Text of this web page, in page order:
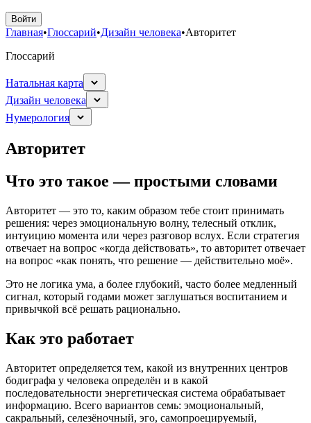
Войти
Главная•Глоссарий•Дизайн человека•Авторитет
Глоссарий
Натальная карта
Дизайн человека
Нумерология
Авторитет
Что это такое — простыми словами
Авторитет — это то, каким образом тебе стоит принимать
решения: через эмоциональную волну, телесный отклик,
интуицию момента или через разговор вслух. Если стратегия
отвечает на вопрос «когда действовать», то авторитет отвечает
на вопрос «как понять, что решение — действительно моё».
Это не логика ума, а более глубокий, часто более медленный
сигнал, который годами может заглушаться воспитанием и
привычкой всё решать рационально.
Как это работает
Авторитет определяется тем, какой из внутренних центров
бодиграфа у человека определён и в какой
последовательности энергетическая система обрабатывает
информацию. Всего вариантов семь: эмоциональный,
сакральный, селезёночный, эго, самопроецируемый,